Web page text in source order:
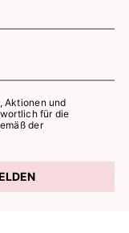
Aktionen und
für die
der